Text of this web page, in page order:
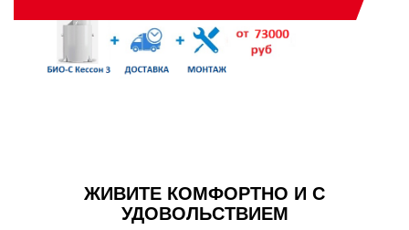
ЖИВИТЕ КОМФОРТНО И С
УДОВОЛЬСТВИЕМ